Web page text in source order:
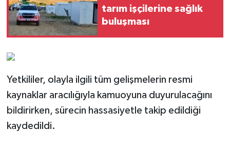
tarım işçilerine sağlık
buluşması
Yetkililer, olayla ilgili tüm gelişmelerin resmi
kaynaklar aracılığıyla kamuoyuna duyurulacağını
bildirirken, sürecin hassasiyetle takip edildiği
kaydedildi.